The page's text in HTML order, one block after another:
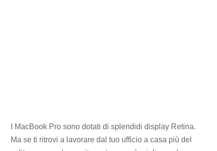
I MacBook Pro sono dotati di splendidi display Retina.
Ma se ti ritrovi a lavorare dal tuo ufficio a casa più del